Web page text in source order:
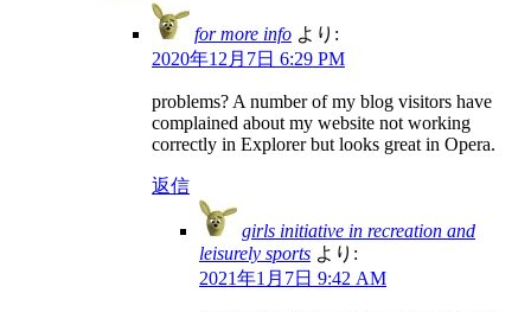
for more info より:
2020年12月7日 6:29 PM
problems? A number of my blog visitors have
complained about my website not working
correctly in Explorer but looks great in Opera.
返信
girls initiative in recreation and
leisurely sports より:
2021年1月7日 9:42 AM